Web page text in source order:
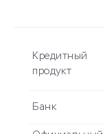
Кредитный
продукт
Банк